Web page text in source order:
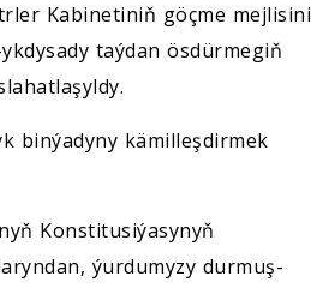
Kabinetiniň göçme mejlisini
taýdan ösdürmegiň
binýadyny kämilleşdirmek
Konstitusiýasynyň
ýurdumyzy durmuş-